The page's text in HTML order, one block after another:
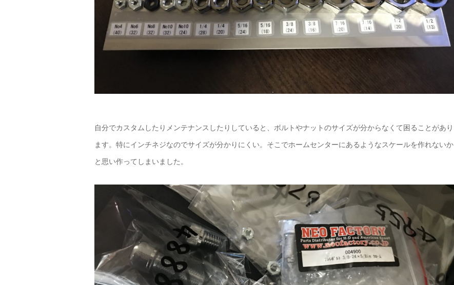
自分でカスタムしたりメンテナンスしたりしていると、ボルトやナットのサイズが分からなくて困ることがあり
ます。特にインチネジなのでサイズが分かりにくい。そこでホームセンターにあるようなスケールを作れないか
と思い作ってしまいました。